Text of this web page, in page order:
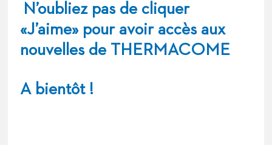
N’oubliez pas de cliquer
«J’aime» pour avoir accès aux
nouvelles de THERMACOME
A bientôt !